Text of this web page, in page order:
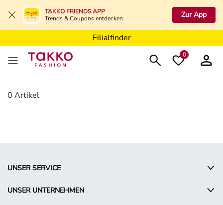
TAKKO FRIENDS APP
Trends & Coupons entdecken
Zur App
Filialfinder
Filialfinder
0
0 Artikel
UNSER SERVICE
UNSER UNTERNEHMEN